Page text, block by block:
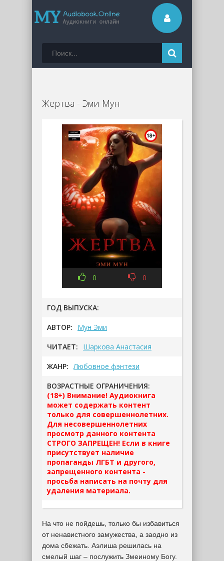
Жертва - Эми Мун
0 0
ГОД ВЫПУСКА:
АВТОР: Мун Эми
ЧИТАЕТ: Шаркова Анастасия
ЖАНР: Любовное фэнтези
ВОЗРАСТНЫЕ ОГРАНИЧЕНИЯ:
(18+) Внимание! Аудиокнига
может содержать контент
только для совершеннолетних.
Для несовершеннолетних
просмотр данного контента
СТРОГО ЗАПРЕЩЕН! Если в книге
присутствует наличие
пропаганды ЛГБТ и другого,
запрещенного контента -
просьба написать на почту для
удаления материала.
На что не пойдешь, только бы избавиться
от ненавистного замужества, а заодно из
дома сбежать. Аэлиша решилась на
смелый шаг – послужить Змеиному Богу.